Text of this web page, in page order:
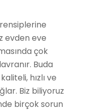
evden eve
çok
Buda
hızlı ve
Biz biliyoruz
birçok sorun